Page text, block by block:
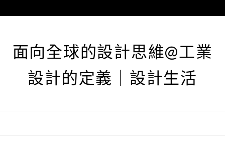
至
面向全球的設計思維@工業
設計的定義｜設計生活